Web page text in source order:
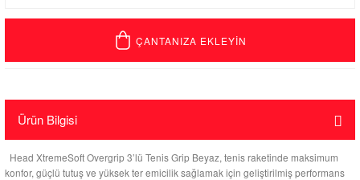
ÇANTANIZA EKLEYİN
Ürün Bilgisi
Head XtremeSoft Overgrip 3’lü Tenis Grip Beyaz, tenis raketinde maksimum
konfor, güçlü tutuş ve yüksek ter emicilik sağlamak için geliştirilmiş performans